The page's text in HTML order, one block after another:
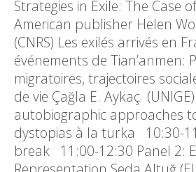
Strategies in Exile: The Case
American publisher Helen
(CNRS) Les exilés arrivés en
événements de Tian’anmen:
migratoires, trajectoires
de vie Çağla E. Aykaç
autobiographic approaches
dystopias à la turka 10:30-
break 11:00-12:30 Panel 2: